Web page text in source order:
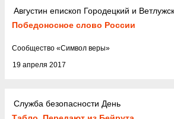
Августин епископ Городецкий и
Победоносное слово России
19 апреля 2017
Cообщество «Символ веры»
Служба безопасности День